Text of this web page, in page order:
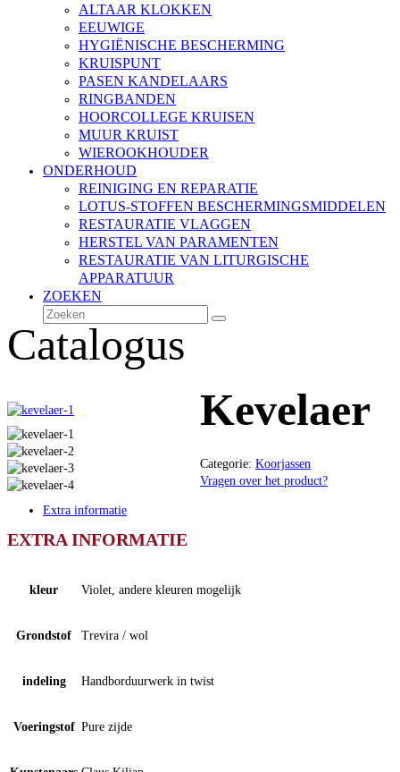
ALTAAR KLOKKEN
EEUWIGE
HYGIËNISCHE BESCHERMING
KRUISPUNT
PASEN KANDELAARS
RINGBANDEN
HOORCOLLEGE KRUISEN
MUUR KRUIST
WIEROOKHOUDER
ONDERHOUD
REINIGING EN REPARATIE
LOTUS-STOFFEN BESCHERMINGSMIDDELEN
RESTAURATIE VLAGGEN
HERSTEL VAN PARAMENTEN
RESTAURATIE VAN LITURGISCHE
APPARATUUR
ZOEKEN
Zoeken
Verzenden
Catalogus
Kevelaer
Categorie: Koorjassen
Vragen over het product?
Extra informatie
EXTRA INFORMATIE
kleur Violet, andere kleuren mogelijk
Grondstof Trevira / wol
indeling Handborduurwerk in twist
Voeringstof Pure zijde